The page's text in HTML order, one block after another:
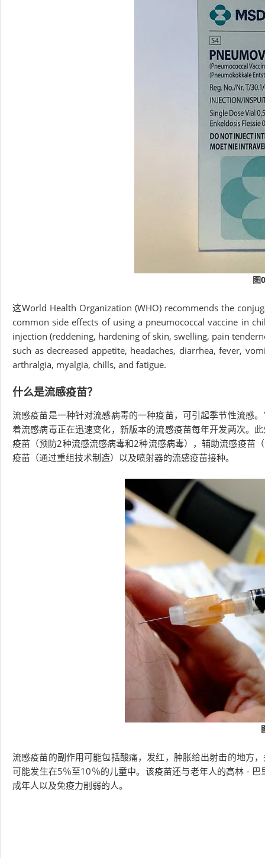
图
这World Health Organization (WHO) recommends the
common side effects of using a pneumococcal vaccine in
injection (reddening, hardening of skin, swelling, pain
such as decreased appetite, headaches, diarrhea, fever,
arthralgia, myalgia, chills, and fatigue.
什么是流感疫苗？
流感疫苗是一种针对流感病毒的一种疫苗，可引起季节性流感
着流感病毒正在迅速变化，新版本的流感疫苗每年开发两次。
疫苗（预防2种流感流感病毒和2种流感病毒），辅助流感疫苗
疫苗（通过重组技术制造）以及喷射器的流感疫苗接种。
流感疫苗的副作用可能包括酸痛，发红，肿胀给出射击的地方
可能发生在5％至10％的儿童中。该疫苗还与老年人的高林 -
成年人以及免疫力削弱的人。